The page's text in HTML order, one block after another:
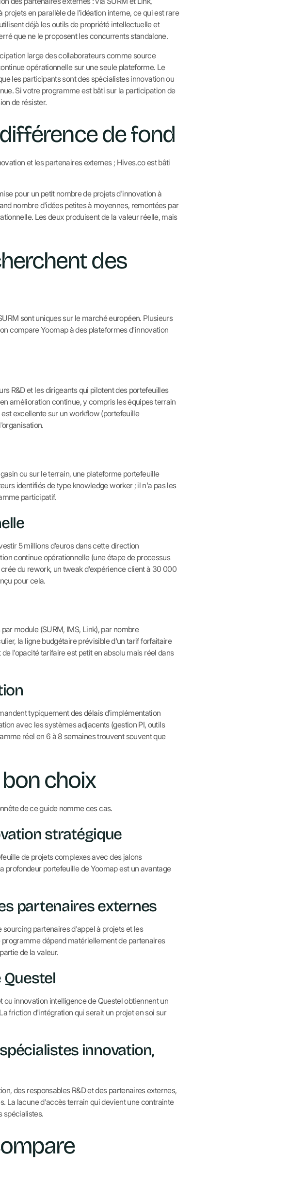
en parallèle de l'idéation interne, ce qui est rare
déjà les outils de propriété intellectuelle et
que ne le proposent les concurrents standalone.
large des collaborateurs comme source
opérationnelle sur une seule plateforme. Le
les participants sont des spécialistes innovation ou
Si votre programme est bâti sur la participation de
de résister.
de fond
et les partenaires externes ; Hives.co est bâti
pour un petit nombre de projets d'innovation à
nombre d'idées petites à moyennes, remontées par
Les deux produisent de la valeur réelle, mais
des
sont uniques sur le marché européen. Plusieurs
compare Yoomap à des plateformes d'innovation
R&D et les dirigeants qui pilotent des portefeuilles
amélioration continue, y compris les équipes terrain
excellente sur un workflow (portefeuille
ou sur le terrain, une plateforme portefeuille
identifiés de type knowledge worker ; il n'a pas les
participatif.
5 millions d'euros dans cette direction
continue opérationnelle (une étape de processus
du rework, un tweak d'expérience client à 30 000
pour cela.
module (SURM, IMS, Link), par nombre
la ligne budgétaire prévisible d'un tarif forfaitaire
l'opacité tarifaire est petit en absolu mais réel dans
typiquement des délais d'implémentation
avec les systèmes adjacents (gestion PI, outils
réel en 6 à 8 semaines trouvent souvent que
choix
de ce guide nomme ces cas.
stratégique
de projets complexes avec des jalons
profondeur portefeuille de Yoomap est un avantage
partenaires externes
partenaires d'appel à projets et les
dépend matériellement de partenaires
de la valeur.
innovation intelligence de Questel obtiennent un
friction d'intégration qui serait un projet en soi sur
innovation,
des responsables R&D et des partenaires externes,
La lacune d'accès terrain qui devient une contrainte
spécialistes.